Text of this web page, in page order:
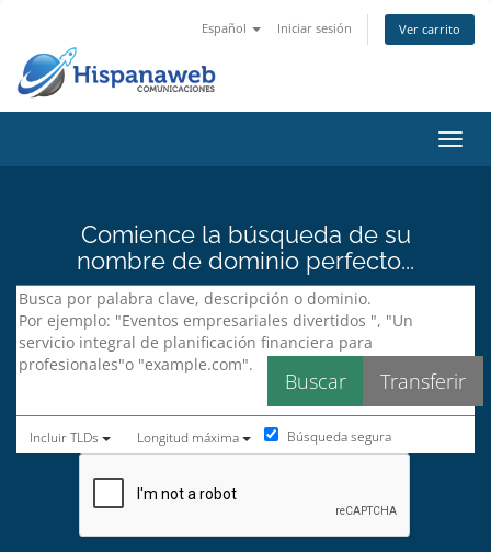
Español Iniciar sesión Ver carrito
Comience la búsqueda de su
nombre de dominio perfecto...
Incluir TLDs Longitud máxima Búsqueda segura